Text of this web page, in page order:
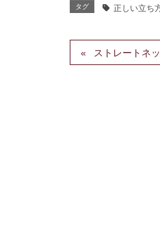
タグ 正しい立ち
ストレートネ